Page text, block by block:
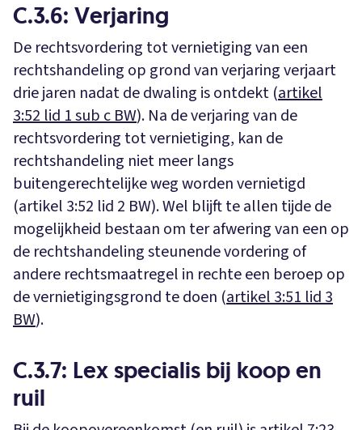
C.3.6: Verjaring
De rechtsvordering tot vernietiging van een
rechtshandeling op grond van verjaring verjaart
drie jaren nadat de dwaling is ontdekt (artikel
3:52 lid 1 sub c BW). Na de verjaring van de
rechtsvordering tot vernietiging, kan de
rechtshandeling niet meer langs
buitengerechtelijke weg worden vernietigd
(artikel 3:52 lid 2 BW). Wel blijft te allen tijde de
mogelijkheid bestaan om ter afwering van een op
de rechtshandeling steunende vordering of
andere rechtsmaatregel in rechte een beroep op
de vernietigingsgrond te doen (artikel 3:51 lid 3
BW).
C.3.7: Lex specialis bij koop en
ruil